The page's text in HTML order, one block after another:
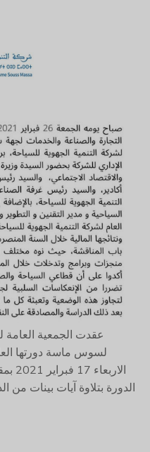
عقدت الجمعية العامة